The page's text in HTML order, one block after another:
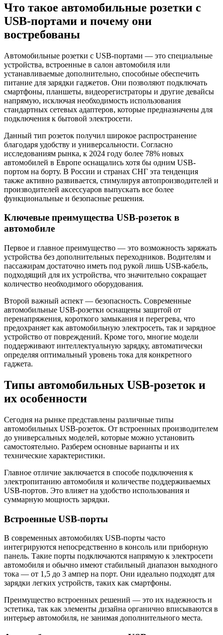
Что такое автомобильные розетки с
USB-портами и почему они
востребованы
Автомобильные розетки с USB-портами — это специальные
устройства, встроенные в салон автомобиля или
устанавливаемые дополнительно, способные обеспечить
питание для зарядки гаджетов. Они позволяют подключать
смартфоны, планшеты, видеорегистраторы и другие девайсы
напрямую, исключая необходимость использования
стандартных сетевых адаптеров, которые предназначены для
подключения к бытовой электросети.
Данный тип розеток получил широкое распространение
благодаря удобству и универсальности. Согласно
исследованиям рынка, к 2024 году более 78% новых
автомобилей в Европе оснащались хотя бы одним USB-
портом на борту. В России и странах СНГ эта тенденция
также активно развивается, стимулируя автопроизводителей и
производителей аксессуаров выпускать все более
функциональные и безопасные решения.
Ключевые преимущества USB-розеток в
автомобиле
Первое и главное преимущество — это возможность заряжать
устройства без дополнительных переходников. Водителям и
пассажирам достаточно иметь под рукой лишь USB-кабель,
подходящий для их устройства, что значительно сокращает
количество необходимого оборудования.
Второй важный аспект — безопасность. Современные
автомобильные USB-розетки оснащены защитой от
перенапряжения, короткого замыкания и перегрева, что
предохраняет как автомобильную электросеть, так и зарядное
устройство от повреждений. Кроме того, многие модели
поддерживают интеллектуальную зарядку, автоматически
определяя оптимальный уровень тока для конкретного
гаджета.
Типы автомобильных USB-розеток и
их особенности
Сегодня на рынке представлены различные типы
автомобильных USB-розеток. От встроенных производителем
до универсальных моделей, которые можно установить
самостоятельно. Разберем основные варианты и их
технические характеристики.
Главное отличие заключается в способе подключения к
электропитанию автомобиля и количестве поддерживаемых
USB-портов. Это влияет на удобство использования и
суммарную мощность зарядки.
Встроенные USB-порты
В современных автомобилях USB-порты часто
интегрируются непосредственно в консоль или приборную
панель. Такие порты подключаются напрямую к электросети
автомобиля и обычно имеют стабильный диапазон выходного
тока — от 1,5 до 3 ампер на порт. Они идеально подходят для
зарядки легких устройств, таких как смартфоны.
Преимущество встроенных решений — это их надежность и
эстетика, так как элементы дизайна органично вписываются в
интерьер автомобиля, не занимая дополнительного места.